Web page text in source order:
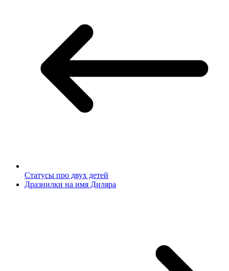
Статусы про двух детей
Дразнилки на имя Диляра